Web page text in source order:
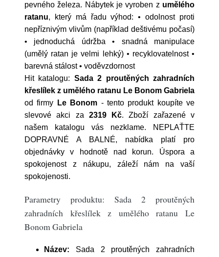
pevného železa. Nábytek je vyroben z umělého
ratanu, který má řadu výhod: • odolnost proti
nepříznivým vlivům (například deštivému počasí)
• jednoduchá údržba • snadná manipulace
(umělý ratan je velmi lehký) • recyklovatelnost •
barevná stálost • voděvzdornost
Hit katalogu: Sada 2 proutěných zahradních
křeslílek z umělého ratanu Le Bonom Gabriela
od firmy
Le Bonom - tento produkt koupíte ve
slevové akci za 2319 Kč. Zboží zařazené v
našem katalogu vás nezklame. NEPLAŤTE
DOPRAVNÉ A BALNÉ, nabídka platí pro
objednávky v hodnotě nad korun. Úspora a
spokojenost z nákupu, záleží nám na vaší
spokojenosti.
Parametry produktu: Sada 2 proutěných
zahradních křeslílek z umělého ratanu Le
Bonom Gabriela
Název: Sada 2 proutěných zahradních